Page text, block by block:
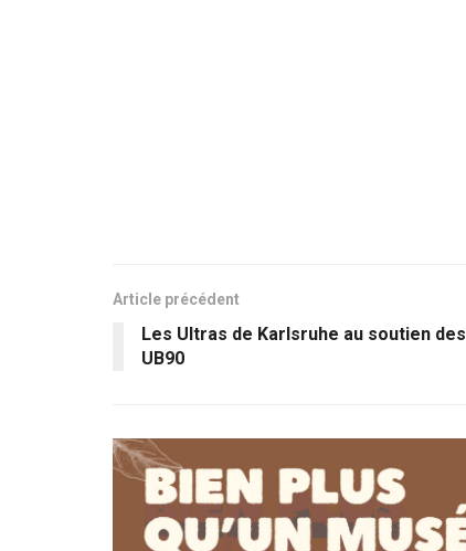
Article précédent
Les Ultras de Karlsruhe au soutien des
UB90